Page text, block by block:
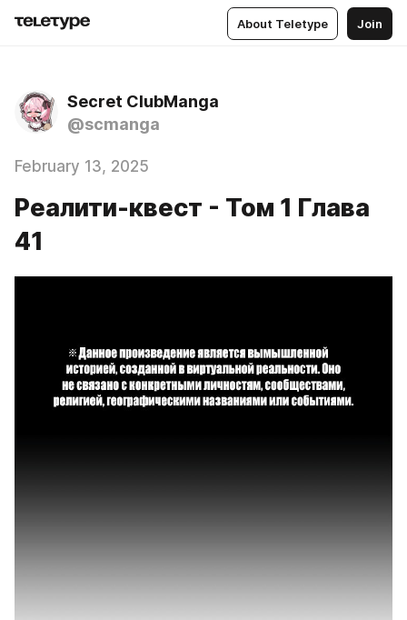
About Teletype Join
Secret ClubManga
@scmanga
February 13, 2025
Реалити-квест - Том 1 Глава
41